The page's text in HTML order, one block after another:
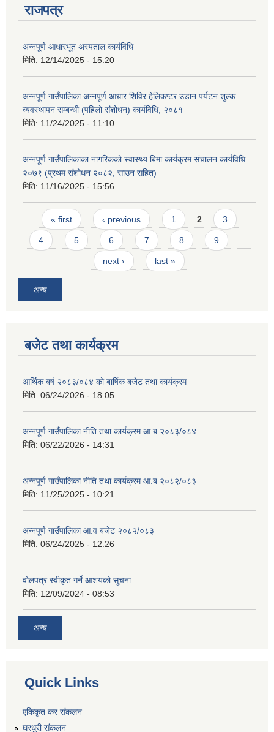
राजपत्र
अन्नपूर्ण आधारभूत अस्पताल कार्यविधि
मिति: 12/14/2025 - 15:20
अन्नपूर्ण गाउँपालिका अन्नपूर्ण आधार शिविर हेलिकप्टर उडान पर्यटन शुल्क
व्यवस्थापन सम्बन्धी (पहिलो संशोधन) कार्यविधि, २०८१
मिति: 11/24/2025 - 11:10
अन्नपूर्ण गाउँपालिकाका नागरिकको स्वास्थ्य बिमा कार्यक्रम संचालन कार्यविधि
२०७९ (प्रथम संशोधन २०८२, साउन सहित)
मिति: 11/16/2025 - 15:56
Pages
« first ‹ previous 1 2 3
4 5 6 7 8 9 …
next › last »
अन्य
बजेट तथा कार्यक्रम
आर्थिक बर्ष २०८३/०८४ को बार्षिक बजेट तथा कार्यक्रम
मिति: 06/24/2026 - 18:05
अन्नपूर्ण गाउँपालिका नीति तथा कार्यक्रम आ.ब २०८३/०८४
मिति: 06/22/2026 - 14:31
अन्नपूर्ण गाउँपालिका नीति तथा कार्यक्रम आ.ब २०८२/०८३
मिति: 11/25/2025 - 10:21
अन्नपूर्ण गाउँपालिका आ.व बजेट २०८२/०८३
मिति: 06/24/2025 - 12:26
वोलपत्र स्वीकृत गर्ने आशयको सूचना
मिति: 12/09/2024 - 08:53
अन्य
Quick Links
एकिकृत कर संकलन
घरधुरी संकलन